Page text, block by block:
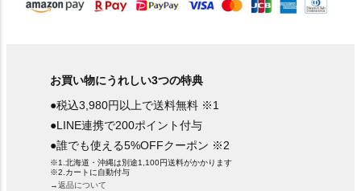
お買い物にうれしい3つの特典
●税込3,980円以上で送料無料 ※1
●LINE連携で200ポイント付与
●誰でも使える5%OFFクーポン ※2
※1.北海道・沖縄は別途1,100円送料がかかります
※2.カートに自動付与
→返品について